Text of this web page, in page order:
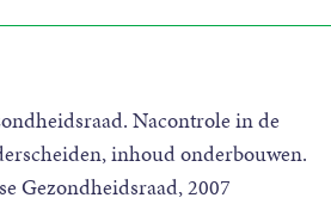
Nacontrole in de
inhoud onderbouwen.
Gezondheidsraad, 2007